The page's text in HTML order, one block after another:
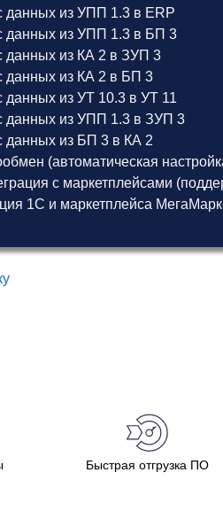
данных из УПП 1.3 в ERP
данных из УПП 1.3 в БП 3
данных из КА 2 в ЗУП 3
данных из КА 2 в БП 3
данных из УТ 10.3 в УТ 11
данных из УПП 1.3 в ЗУП 3
данных из БП 3 в КА 2
(автоматическая
с маркетплейсами
1С и маркетплейса
Быстрая отгрузка ПО